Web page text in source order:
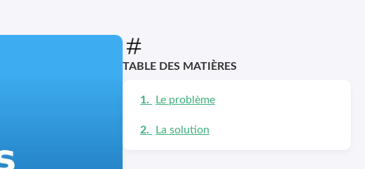
TABLE DES MATIÈRES
Le problème
La solution